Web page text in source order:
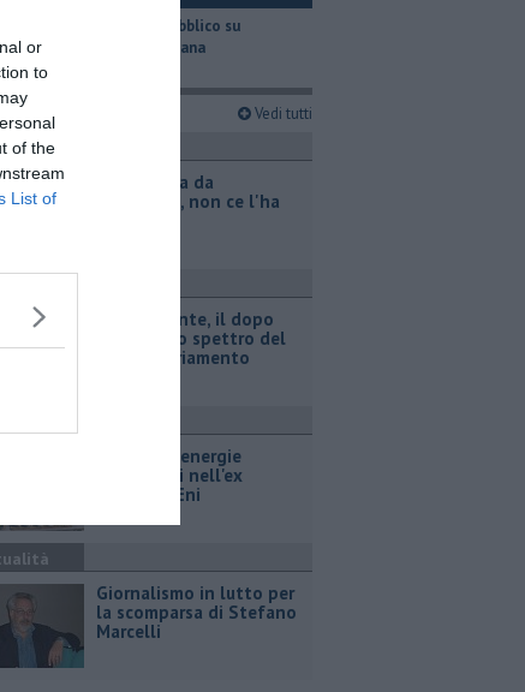
or
to
of the
List of
​Il trasporto pubblico su
gomma in Toscana
articoli Vedi tutti
Contagiata da
legionella, non ce l'ha
Retiambiente, il dopo
Fortini e lo spettro del
commissariamento
Hub delle energie
rinnovabili nell'ex
deposito Eni
Giornalismo in lutto per
la scomparsa di Stefano
Marcelli